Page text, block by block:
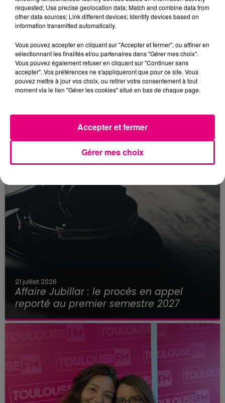
22 juillet 2026
Toulouse : circulation perturbée dans le
secteur François Verdier...
21 juillet 2026
Affaire Jubillar : le procès en appel
reporté au premier semestre 2027
requested; Use precise geolocation data; Match and combine data from
other data sources; Link different devices; Identify devices based on
information transmitted automatically.
Vous pouvez accepter en cliquant sur "Accepter et fermer", ou affiner en
sélectionnant les finalités et/ou partenaires dans "Gérer mes choix".
Vous pouvez également refuser en cliquant sur "Continuer sans
accepter". Vos préférences ne s'appliqueront que pour ce site. Vous
pouvez mettre à jour vos choix, ou retirer votre consentement à tout
moment via le lien "Gérer les cookies" situé en bas de chaque page.
Gérer mes choix
Accepter et fermer